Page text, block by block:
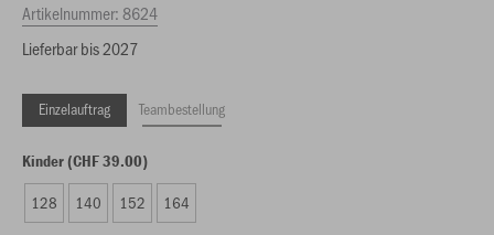
Artikelnummer:8624
Lieferbar bis 2027
Einzelauftrag Teambestellung
Kinder (CHF 39.00)
128 140 152 164